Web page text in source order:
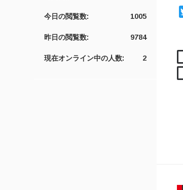
1005
今日の閲覧数:
9784
昨日の閲覧数:
2
現在オンライン中の人数: